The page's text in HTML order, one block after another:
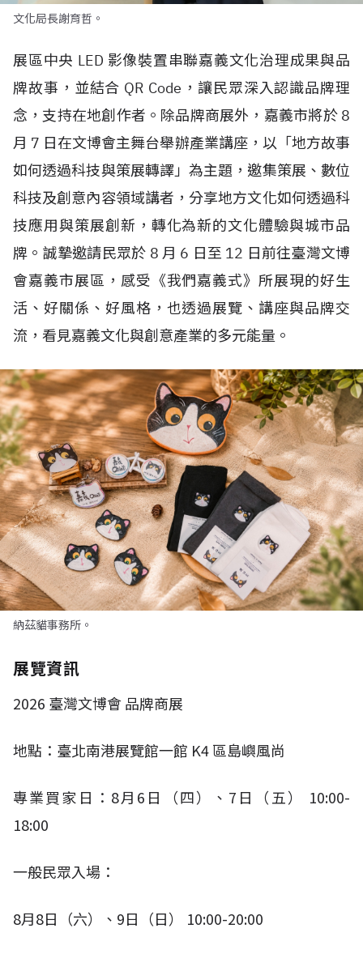
文化局長謝育哲。
展區中央 LED 影像裝置串聯嘉義文化治理成果與品
牌故事，並結合 QR Code ，讓民眾深入認識品牌理
念，支持在地創作者。除品牌商展外，嘉義市將於 8
月 7 日在文博會主舞台舉辦產業講座，以「地方故事
如何透過科技與策展轉譯」為主題，邀集策展、數位
科技及創意內容領域講者，分享地方文化如何透過科
技應用與策展創新，轉化為新的文化體驗與城市品
牌。誠摯邀請民眾於 8 月 6 日至 12 日前往臺灣文博
會嘉義市展區，感受《我們嘉義式》所展現的好生
活、好關係、好風格，也透過展覽、講座與品牌交
流，看見嘉義文化與創意產業的多元能量。
納茲貓事務所。
展覽資訊
2026 臺灣文博會 品牌商展
地點：臺北南港展覽館一館 K4區島嶼風尚
專業買家日： 8月 6 日（四）、 7 日（五）
10:00-
18:00​
一般民眾入場：
8月8日（六）、 9日（日） 10:00-20:00